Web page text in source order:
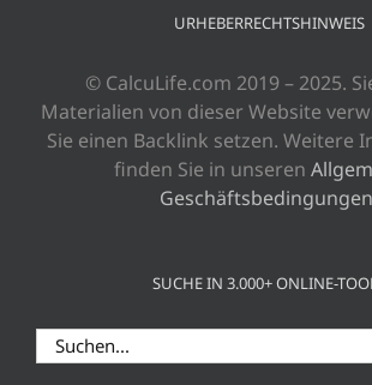
URHEBERRECHTSHINWEIS
© CalcuLife.com 2019 – 2025.
Materialien von dieser Website
Sie einen Backlink setzen. Weitere
finden Sie in unseren
Geschäftsbedingungen
SUCHE IN 3.000+ ONLINE-
Suche
nach: